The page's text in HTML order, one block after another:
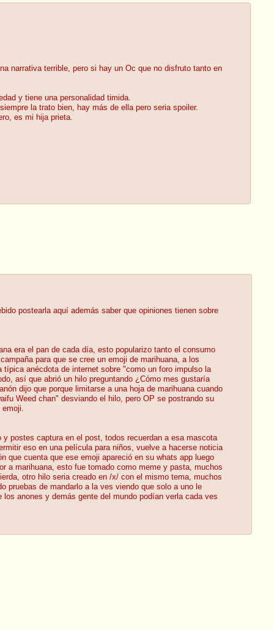
narrativa terrible, pero si hay un Oc que no disfruto tanto en
y tiene una personalidad timida.
la trato bien, hay más de ella pero seria spoiler.
es mi hija prieta.
postearla aquí además saber que opiniones tienen sobre
era el pan de cada día, esto popularizo tanto el consumo
para que se cree un emoji de marihuana, a los
anécdota de internet sobre "como un foro impulso la
así que abrió un hilo preguntando ¿Cómo mes gustaría
dijo que porque limitarse a una hoja de marihuana cuando
Weed chan" desviando el hilo, pero OP se postrando su
emoji.
postes captura en el post, todos recuerdan a esa mascota
eso en una película para niños, vuelve a hacerse noticia
que cuenta que ese emoji apareció en su whats app luego
a marihuana, esto fue tomado como meme y pasta, muchos
otro hilo seria creado en /x/ con el mismo tema, muchos
pruebas de mandarlo a la ves viendo que solo a uno le
anones y demás gente del mundo podían verla cada ves